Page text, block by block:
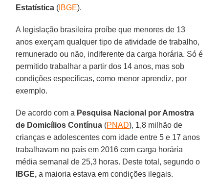
Estatística ( IBGE).
A legislação brasileira proíbe que menores de 13
anos exerçam qualquer tipo de atividade de trabalho,
remunerado ou não, indiferente da carga horária. Só é
permitido trabalhar a partir dos 14 anos, mas sob
condições específicas, como menor aprendiz, por
exemplo.
De acordo com a Pesquisa Nacional por Amostra
de Domicílios Contínua (PNAD), 1,8 milhão de
crianças e adolescentes com idade entre 5 e 17 anos
trabalhavam no país em 2016 com carga horária
média semanal de 25,3 horas. Deste total, segundo o
IBGE, a maioria estava em condições ilegais.